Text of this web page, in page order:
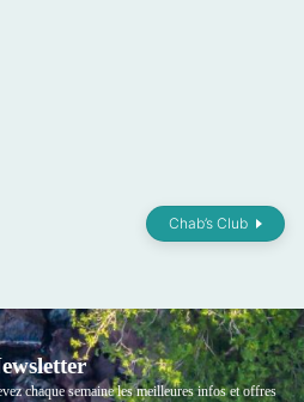
Chab’s Club
chaque semaine les meilleures infos et offres